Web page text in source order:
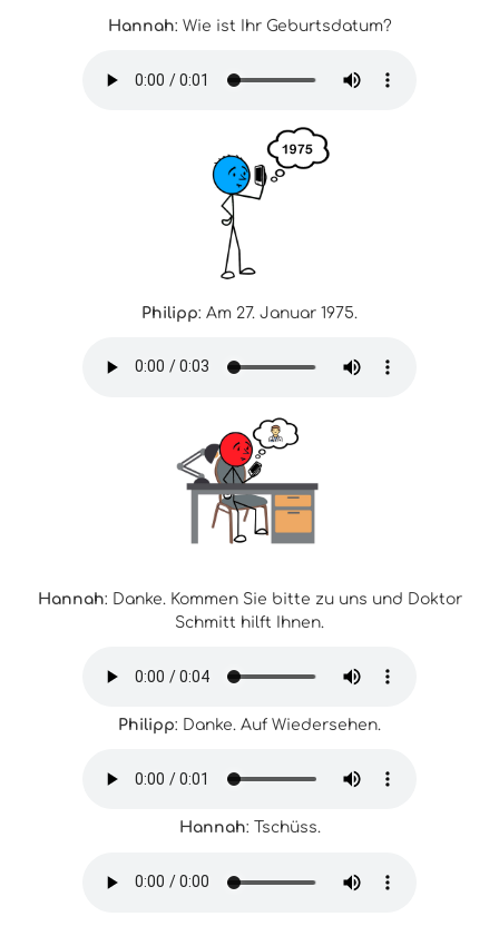
Hannah: Wie ist Ihr Geburtsdatum?
Philipp: Am 27. Januar 1975.
Hannah: Danke. Kommen Sie bitte zu uns und Doktor
Schmitt hilft Ihnen.
Philipp: Danke. Auf Wiedersehen.
Hannah: Tschüss.